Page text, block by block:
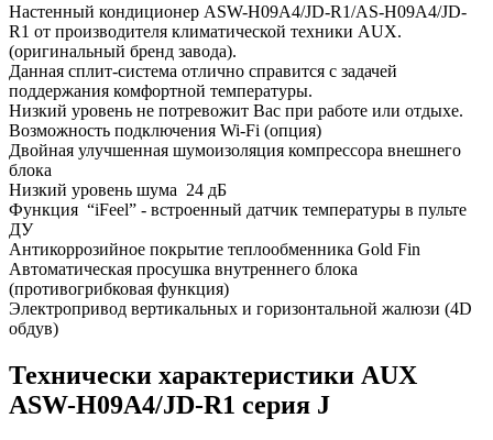
Настенный кондиционер ASW-H09A4/JD-R1/AS-H09A4/JD-
R1 от производителя климатической техники AUX.
(оригинальный бренд завода).
Данная сплит-система отлично справится с задачей
поддержания комфортной температуры.
Низкий уровень не потревожит Вас при работе или отдыхе.
Возможность подключения Wi-Fi (опция)
Двойная улучшенная шумоизоляция компрессора внешнего
блока
Низкий уровень шума 24 дБ
Функция “iFeel” - встроенный датчик температуры в пульте
ДУ
Антикоррозийное покрытие теплообменника Gold Fin
Автоматическая просушка внутреннего блока
(противогрибковая функция)
Электропривод вертикальных и горизонтальной жалюзи (4D
обдув)
Технически характеристики AUX
ASW-H09A4/JD-R1 серия J